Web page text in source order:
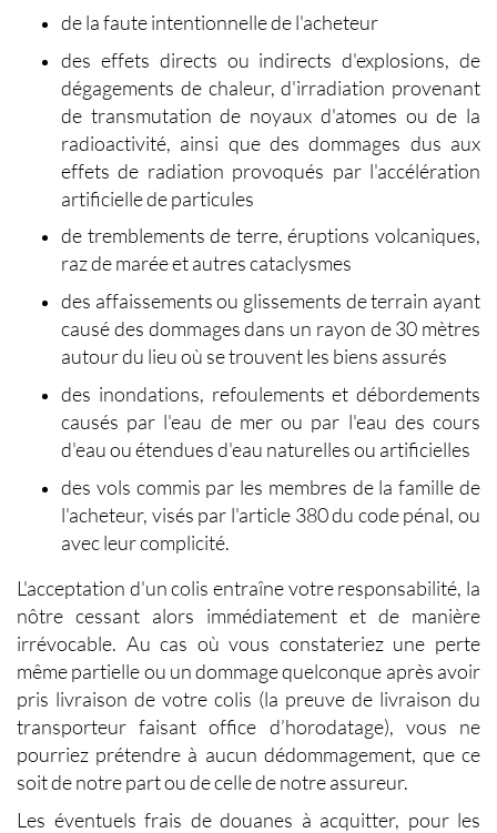
de la faute intentionnelle de l'acheteur
des effets directs ou indirects d'explosions, de
dégagements de chaleur, d'irradiation provenant
de transmutation de noyaux d'atomes ou de la
radioactivité, ainsi que des dommages dus aux
effets de radiation provoqués par l'accélération
artificielle de particules
de tremblements de terre, éruptions volcaniques,
raz de marée et autres cataclysmes
des affaissements ou glissements de terrain ayant
causé des dommages dans un rayon de 30 mètres
autour du lieu où se trouvent les biens assurés
des inondations, refoulements et débordements
causés par l'eau de mer ou par l'eau des cours
d'eau ou étendues d'eau naturelles ou artificielles
des vols commis par les membres de la famille de
l'acheteur, visés par l'article 380 du code pénal, ou
avec leur complicité.
L'acceptation d'un colis entraîne votre responsabilité, la
nôtre cessant alors immédiatement et de manière
irrévocable. Au cas où vous constateriez une perte
même partielle ou un dommage quelconque après avoir
pris livraison de votre colis (la preuve de livraison du
transporteur faisant office d’horodatage), vous ne
pourriez prétendre à aucun dédommagement, que ce
soit de notre part ou de celle de notre assureur.
Les éventuels frais de douanes à acquitter, pour les